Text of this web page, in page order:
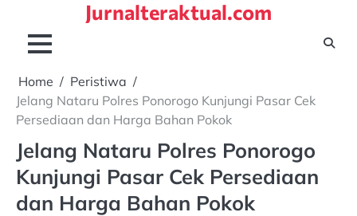
content
Jurnalteraktual.com
Home
Peristiwa
Jelang Nataru Polres Ponorogo Kunjungi Pasar Cek
Persediaan dan Harga Bahan Pokok
Jelang Nataru Polres Ponorogo
Kunjungi Pasar Cek Persediaan
dan Harga Bahan Pokok